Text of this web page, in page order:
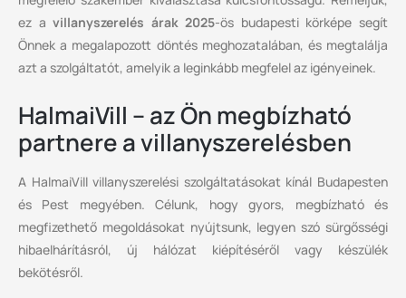
ez avillanyszerelés árak 2025-ös budapesti körképe segít
Önnek a megalapozott döntés meghozatalában, és megtalálja
azt a szolgáltatót, amelyik a leginkább megfelel az igényeinek.
HalmaiVill – az Ön megbízható
partnere a villanyszerelésben
A HalmaiVill villanyszerelési szolgáltatásokat kínál Budapesten
és Pest megyében. Célunk, hogy gyors, megbízható és
megfizethető megoldásokat nyújtsunk, legyen szó sürgősségi
hibaelhárításról, új hálózat kiépítéséről vagy készülék
bekötésről.